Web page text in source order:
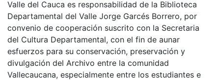
Valle del Cauca es responsabilidad de la Biblioteca
Departamental del Valle Jorge Garcés Borrero, por
convenio de cooperación suscrito con la Secretaria
del Cultura Departamental, con el fin de aunar
esfuerzos para su conservación, preservación y
divulgación del Archivo entre la comunidad
Vallecaucana, especialmente entre los estudiantes e